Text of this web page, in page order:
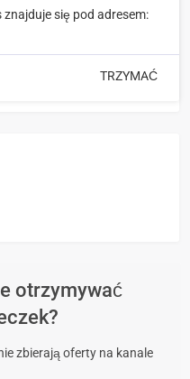
się pod adresem:
TRZYMAĆ
otrzymywać
zbierają oferty na kanale